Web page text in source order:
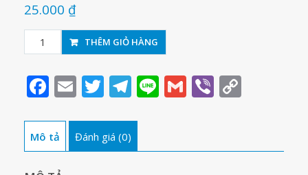
25.000 ₫
Máy
bắn
Deli
số
lượng
THÊM GIỎ HÀNG
Facebook
EmailTwitter
Telegram
LineGmail
Viber
Mô tả Đánh giá (0)